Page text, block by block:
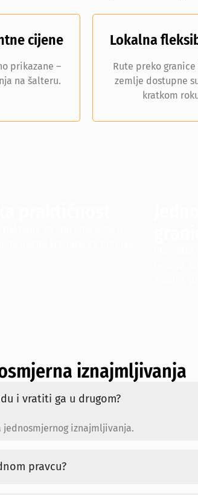
cijene
prikazane –
na šalteru.
Lokalna
Rute preko
zemlje dostupne
kratkom
iznajmljivanja
i vratiti ga u drugom?
jednosmjernog iznajmljivanja.
pravcu?